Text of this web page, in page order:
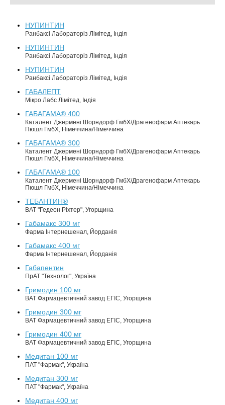
НУПИНТИН
Ранбаксі Лабораторіз Лімітед, Індія
НУПИНТИН
Ранбаксі Лабораторіз Лімітед, Індія
НУПИНТИН
Ранбаксі Лабораторіз Лімітед, Індія
ГАБАЛЕПТ
Мікро Лабс Лімітед, Індія
ГАБАГАМА® 400
Каталент Джермені Шорндорф ГмбХ/Драгенофарм Аптекарь
Пюшл ГмбХ, Німеччина/Німеччина
ГАБАГАМА® 300
Каталент Джермені Шорндорф ГмбХ/Драгенофарм Аптекарь
Пюшл ГмбХ, Німеччина/Німеччина
ГАБАГАМА® 100
Каталент Джермені Шорндорф ГмбХ/Драгенофарм Аптекарь
Пюшл ГмбХ, Німеччина/Німеччина
ТЕБАНТИН®
ВАТ "Гедеон Ріхтер", Угорщина
Габамакс 300 мг
Фарма Інтернешенал, Йорданія
Габамакс 400 мг
Фарма Інтернешенал, Йорданія
Габапентин
ПрАТ "Технолог", Україна
Гримодин 100 мг
ВАТ Фармацевтичний завод ЕГІС, Угорщина
Гримодин 300 мг
ВАТ Фармацевтичний завод ЕГІС, Угорщина
Гримодин 400 мг
ВАТ Фармацевтичний завод ЕГІС, Угорщина
Медитан 100 мг
ПАТ "Фармак", Україна
Медитан 300 мг
ПАТ "Фармак", Україна
Медитан 400 мг